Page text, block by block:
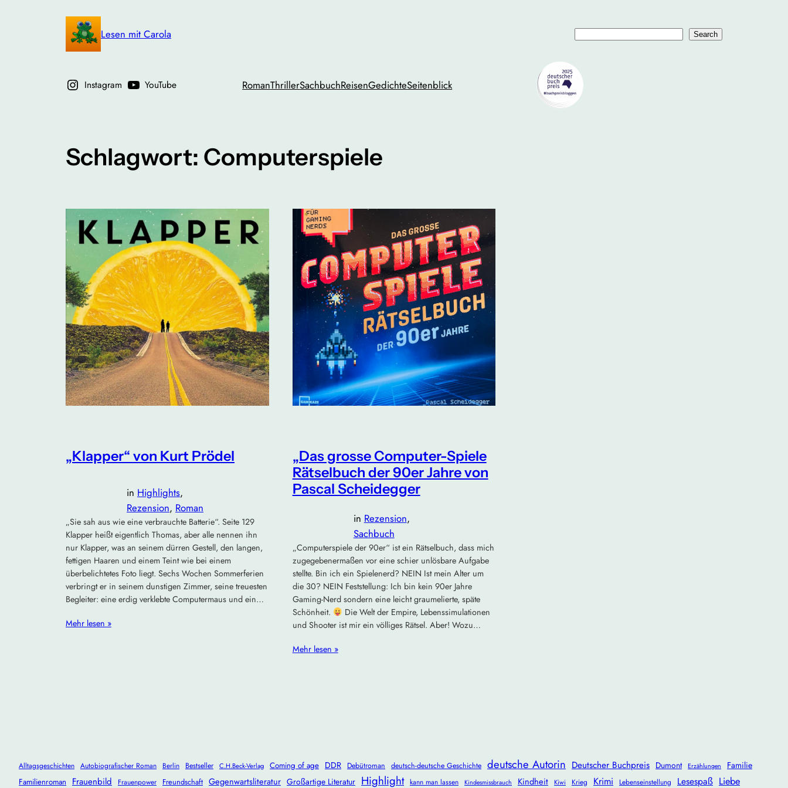
Lesen mit Carola Search
Instagram YouTube RomanThrillerSachbuchReisenGedichteSeitenblick
Schlagwort: Computerspiele
„Klapper“ von Kurt Prödel
in Highlights
Rezension, Roman
„Sie sah aus wie eine verbrauchte Batterie“. Seite 129
Klapper heißt eigentlich Thomas, aber alle nennen ihn
nur Klapper, was an seinem dürren Gestell, den langen,
fettigen Haaren und einem Teint wie bei einem
überbelichtetes Foto liegt. Sechs Wochen Sommerferien
verbringt er in seinem dunstigen Zimmer, seine treuesten
Begleiter: eine erdig verklebte Computermaus und ein…
Mehr lesen »
„Das grosse Computer-Spiele
Rätselbuch der 90er Jahre von
Pascal Scheidegger
in Rezension
Sachbuch
„Computerspiele der 90er“ ist ein Rätselbuch, dass mich
zugegebenermaßen vor eine schier unlösbare Aufgabe
stellte. Bin ich ein Spielenerd? NEIN Ist mein Alter um
die 30? NEIN Feststellung: Ich bin kein 90er Jahre
Gaming-Nerd sondern eine leicht graumelierte, späte
Schönheit.
Die Welt der Empire, Lebenssimulationen
und Shooter ist mir ein völliges Rätsel. Aber! Wozu…
Mehr lesen »
Alltagsgeschichten Autobiografischer Roman Berlin Bestseller C.H.Beck-Verlag Coming of age DDR Debütroman deutsch-deutsche Geschichte deutsche Autorin Deutscher Buchpreis Dumont Erzählungen Familie
Familienroman Frauenbild Frauenpower Freundschaft Gegenwartsliteratur Großartige Literatur Highlight kann man lassen Kindesmissbrauch Kindheit Kiwi Krieg Krimi Lebenseinstellung Lesespaß Liebe